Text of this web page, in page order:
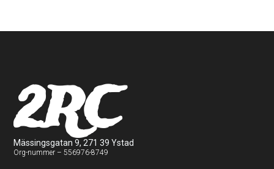
2RC
Mässingsgatan 9, 271 39 Ystad
Org-nummer – 556976-8749